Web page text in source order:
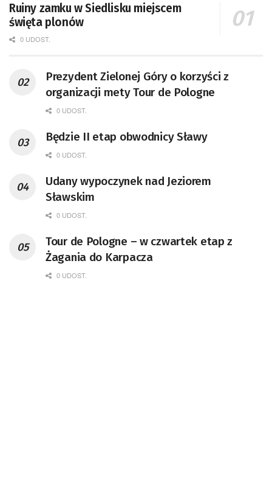
Ruiny zamku w Siedlisku miejscem
święta plonów
0 UDOST.
Prezydent Zielonej Góry o korzyści z
organizacji mety Tour de Pologne
0 UDOST.
Będzie II etap obwodnicy Sławy
0 UDOST.
Udany wypoczynek nad Jeziorem
Sławskim
0 UDOST.
Tour de Pologne – w czwartek etap z
Żagania do Karpacza
0 UDOST.